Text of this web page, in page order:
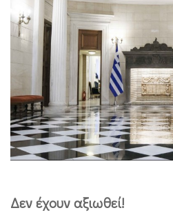
Δεν έχουν αξιωθεί!